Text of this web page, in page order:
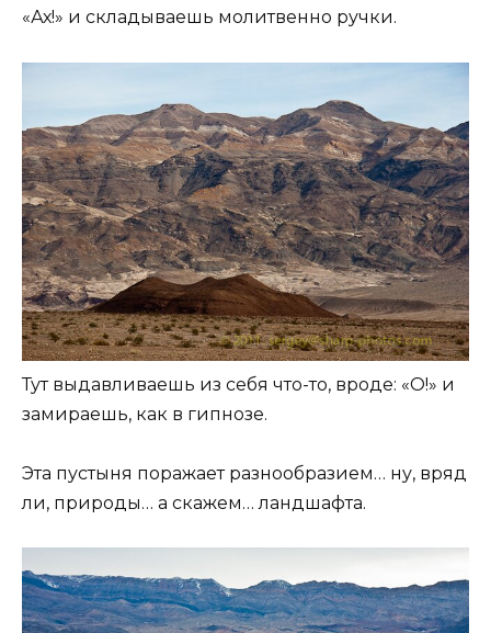
«Ах!» и складываешь молитвенно ручки.
Тут выдавливаешь из себя что-то, вроде: «О!» и
замираешь, как в гипнозе.
Эта пустыня поражает разнообразием… ну, вряд
ли, природы… а скажем… ландшафта.